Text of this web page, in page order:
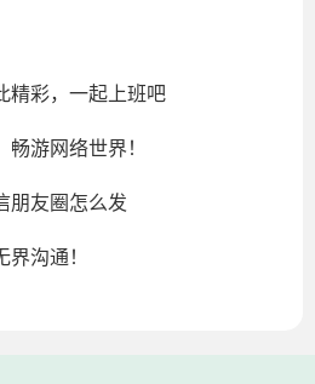
精彩，一起上班吧
游网络世界！
朋友圈怎么发
沟通！